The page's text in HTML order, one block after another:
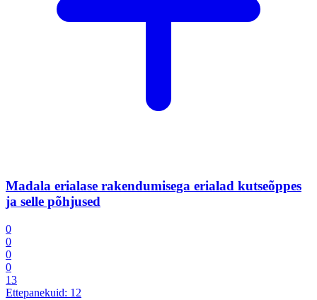
Madala erialase rakendumisega erialad kutseõppes
ja selle põhjused
0
0
0
0
13
Ettepanekuid: 12